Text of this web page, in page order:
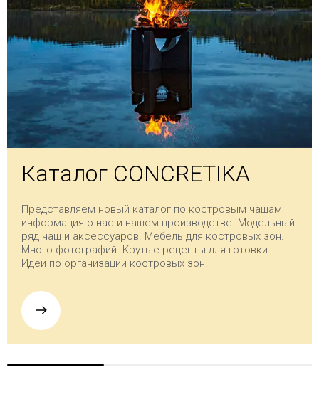
Каталог CONCRETIKA
Представляем новый каталог по костровым чашам:
информация о нас и нашем производстве. Модельный
ряд чаш и аксессуаров. Мебель для костровых зон.
Много фотографий. Крутые рецепты для готовки.
Идеи по организации костровых зон.